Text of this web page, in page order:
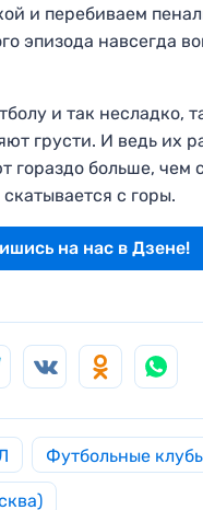
и перебиваем
эпизода навсегда
и так несладко,
грусти. И ведь их
гораздо больше, чем
с горы.
на нас в Дзене!
Футбольные